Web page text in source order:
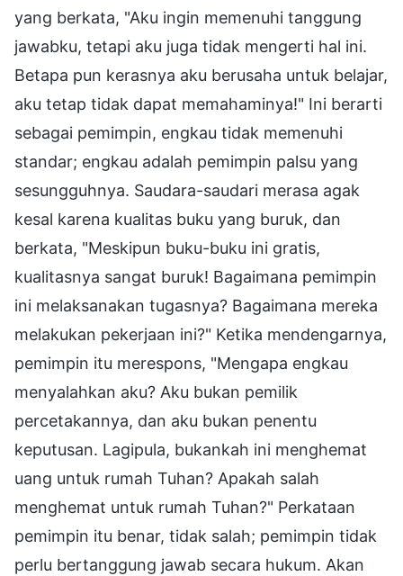
yang berkata, "Aku ingin memenuhi tanggung
jawabku, tetapi aku juga tidak mengerti hal ini.
Betapa pun kerasnya aku berusaha untuk belajar,
aku tetap tidak dapat memahaminya!" Ini berarti
sebagai pemimpin, engkau tidak memenuhi
standar; engkau adalah pemimpin palsu yang
sesungguhnya. Saudara-saudari merasa agak
kesal karena kualitas buku yang buruk, dan
berkata, "Meskipun buku-buku ini gratis,
kualitasnya sangat buruk! Bagaimana pemimpin
ini melaksanakan tugasnya? Bagaimana mereka
melakukan pekerjaan ini?" Ketika mendengarnya,
pemimpin itu merespons, "Mengapa engkau
menyalahkan aku? Aku bukan pemilik
percetakannya, dan aku bukan penentu
keputusan. Lagipula, bukankah ini menghemat
uang untuk rumah Tuhan? Apakah salah
menghemat untuk rumah Tuhan?" Perkataan
pemimpin itu benar, tidak salah; pemimpin tidak
perlu bertanggung jawab secara hukum. Akan